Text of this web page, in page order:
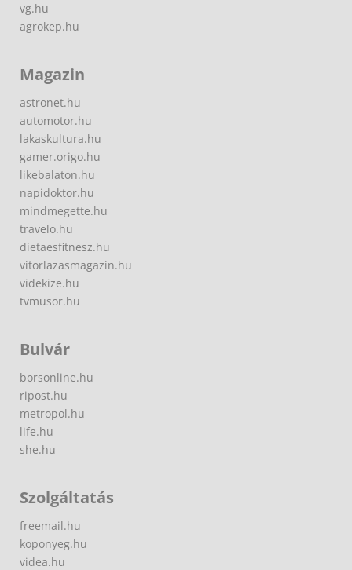
vg.hu
agrokep.hu
Magazin
astronet.hu
automotor.hu
lakaskultura.hu
gamer.origo.hu
likebalaton.hu
napidoktor.hu
mindmegette.hu
travelo.hu
dietaesfitnesz.hu
vitorlazasmagazin.hu
videkize.hu
tvmusor.hu
Bulvár
borsonline.hu
ripost.hu
metropol.hu
life.hu
she.hu
Szolgáltatás
freemail.hu
koponyeg.hu
videa.hu